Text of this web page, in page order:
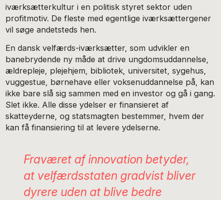
iværksætterkultur i en politisk styret sektor uden
profitmotiv. De fleste med egentlige iværksættergener
vil søge andetsteds hen.
En dansk velfærds-iværksætter, som udvikler en
banebrydende ny måde at drive ungdomsuddannelse,
ældrepleje, plejehjem, bibliotek, universitet, sygehus,
vuggestue, børnehave eller voksenuddannelse på, kan
ikke bare slå sig sammen med en investor og gå i gang.
Slet ikke. Alle disse ydelser er finansieret af
skatteyderne, og statsmagten bestemmer, hvem der
kan få finansiering til at levere ydelserne.
Fraværet af innovation betyder,
at velfærdsstaten gradvist bliver
dyrere uden at blive bedre